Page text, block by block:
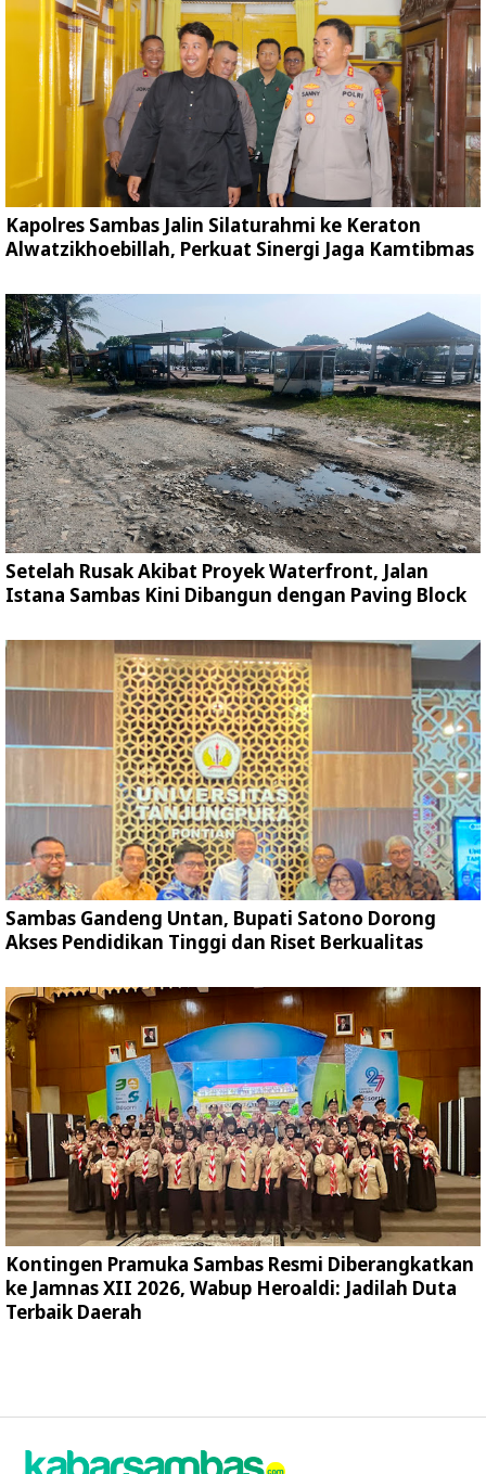
Kapolres Sambas Jalin Silaturahmi ke Keraton
Alwatzikhoebillah, Perkuat Sinergi Jaga Kamtibmas
Setelah Rusak Akibat Proyek Waterfront, Jalan
Istana Sambas Kini Dibangun dengan Paving Block
Sambas Gandeng Untan, Bupati Satono Dorong
Akses Pendidikan Tinggi dan Riset Berkualitas
Kontingen Pramuka Sambas Resmi Diberangkatkan
ke Jamnas XII 2026, Wabup Heroaldi: Jadilah Duta
Terbaik Daerah